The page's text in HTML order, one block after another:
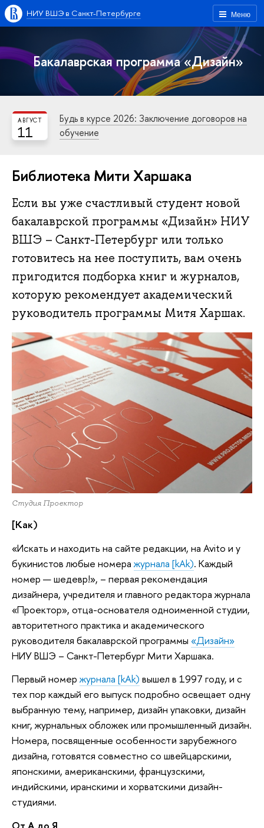
Меню
НИУ ВШЭ в Санкт-Петербурге
Бакалаврская программа «Дизайн»
11
АВГУСТ
Будь в курсе 2026: Заключение договоров на
обучение
Библиотека Мити Харшака
Если вы уже счастливый студент новой
бакалаврской программы «Дизайн» НИУ
ВШЭ – Санкт-Петербург или только
готовитесь на нее поступить, вам очень
пригодится подборка книг и журналов,
которую рекомендует академический
руководитель программы Митя Харшак.
Студия Проектор
[Как)
«Искать и находить на сайте редакции, на Avito и у
букинистов любые номеражурнала [kAk). Каждый
номер — шедевр!», – первая рекомендация
дизайнера, учредителя и главного редактора журнала
«Проектор», отца-основателя одноименной студии,
авторитетного практика и академического
руководителя бакалаврской программы «Дизайн»
НИУ ВШЭ – Санкт-Петербург Мити Харшака.
Первый номержурнала [kAk) вышел в 1997 году, и с
тех пор каждый его выпуск подробно освещает одну
выбранную тему, например, дизайн упаковки, дизайн
книг, журнальных обложек или промышленный дизайн.
Номера, посвященные особенности зарубежного
дизайна, готовятся совместно со швейцарскими,
японскими, американскими, французскими,
индийскими, иранскими и хорватскими дизайн-
студиями.